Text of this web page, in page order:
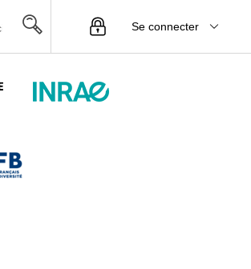
Se connecter